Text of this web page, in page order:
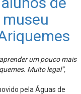
um pouco mais
Muito legal”,
pela Águas de